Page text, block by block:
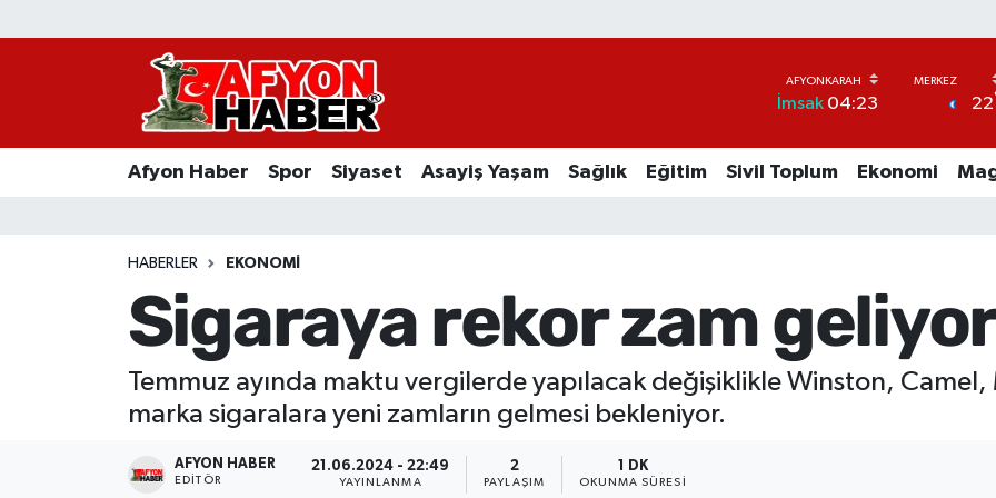
İmsak04:23 22
Afyon Haber Spor Siyaset Asayiş Yaşam Sağlık Eğitim Sivil Toplum Ekonomi
HABERLER EKONOMI
Sigaraya rekor zam
Temmuz ayında maktu vergilerde yapılacak değişiklikle Winston,
marka sigaralara yeni zamların gelmesi bekleniyor.
AFYON HABER
EDITÖR
21.06.2024 - 22:49
YAYINLANMA
2
PAYLAŞIM
1 DK
OKUNMA SÜRESI
Afyon Haber
Asayiş Yaşam
Sivil Toplum
Ekonomi